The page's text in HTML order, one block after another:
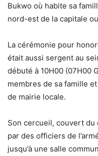
Bukwo où habite sa
nord-est de la capitale
La cérémonie pour
était aussi sergent au
débuté à 10H00 (07H00
membres de sa famille
de mairie locale.
Son cercueil, couvert du
par des officiers de
jusqu’à une salle